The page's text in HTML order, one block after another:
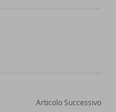
Articolo Successivo